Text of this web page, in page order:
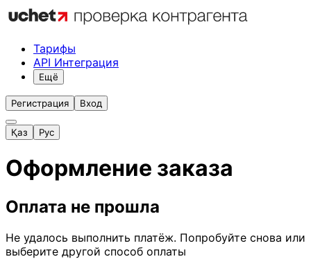
Тарифы
API Интеграция
Ещё
Регистрация Вход
Қаз Рус
Оформление заказа
Оплата не прошла
Не удалось выполнить платёж. Попробуйте снова или
выберите другой способ оплаты